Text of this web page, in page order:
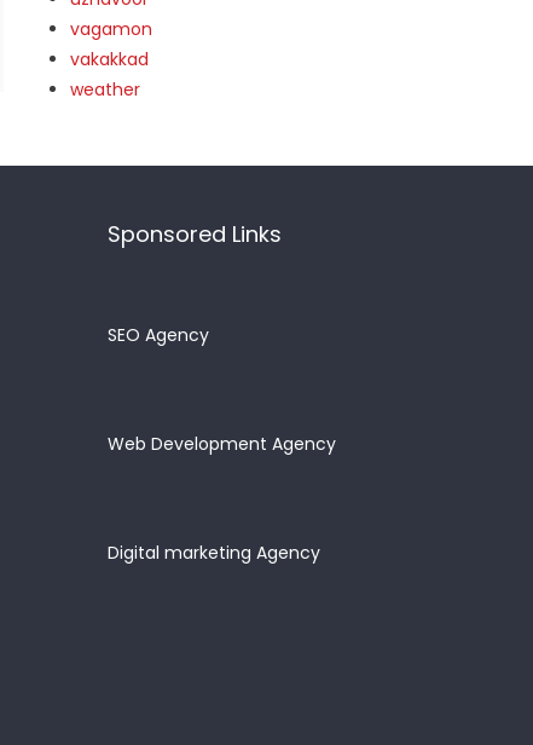
vagamon
vakakkad
weather
Sponsored Links
SEO Agency
Web Development Agency
Digital marketing Agency